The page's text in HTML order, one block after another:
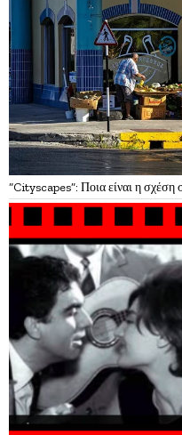
“Cityscapes”: Ποια είναι η σχέση